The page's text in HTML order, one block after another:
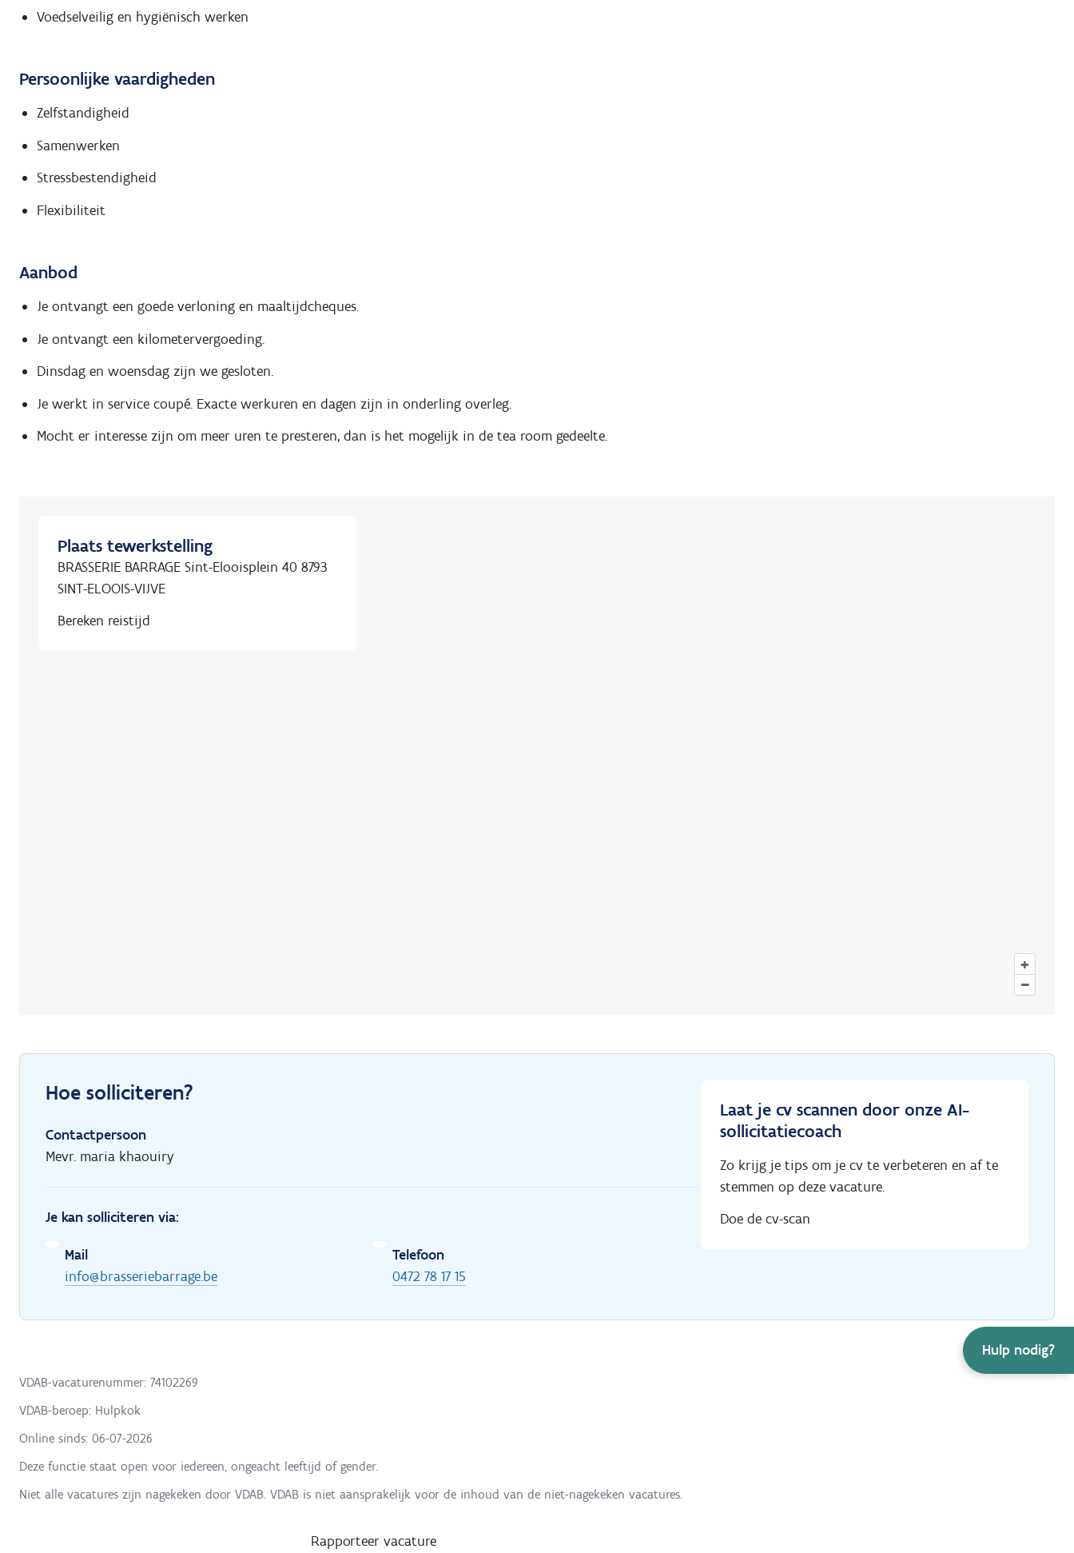
Hulp nodig?
Voedselveilig en hygiënisch werken
Persoonlijke vaardigheden
Zelfstandigheid
Samenwerken
Stressbestendigheid
Flexibiliteit
Aanbod
Je ontvangt een goede verloning en maaltijdcheques.
Je ontvangt een kilometervergoeding.
Dinsdag en woensdag zijn we gesloten.
Je werkt in service coupé. Exacte werkuren en dagen zijn in onderling overleg.
Mocht er interesse zijn om meer uren te presteren, dan is het mogelijk in de tea room gedeelte.
+
–
Plaats tewerkstelling
BRASSERIE BARRAGE Sint-Elooisplein 40 8793
SINT-ELOOIS-VIJVE
Bereken reistijd
Hoe solliciteren?
Contactpersoon
Mevr. maria khaouiry
Je kan solliciteren via:
Mail
info@brasseriebarrage.be
Telefoon
0472 78 17 15
Laat je cv scannen door onze AI-
sollicitatiecoach
Zo krijg je tips om je cv te verbeteren en af te
stemmen op deze vacature.
Doe de cv-scan
VDAB-vacaturenummer: 74102269
VDAB-beroep: Hulpkok
Online sinds: 06-07-2026
Deze functie staat open voor iedereen, ongeacht leeftijd of gender.
Niet alle vacatures zijn nagekeken door VDAB. VDAB is niet aansprakelijk voor de inhoud van de niet-nagekeken vacatures.
Rapporteer vacature